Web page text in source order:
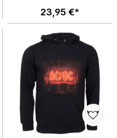
23,95 €*